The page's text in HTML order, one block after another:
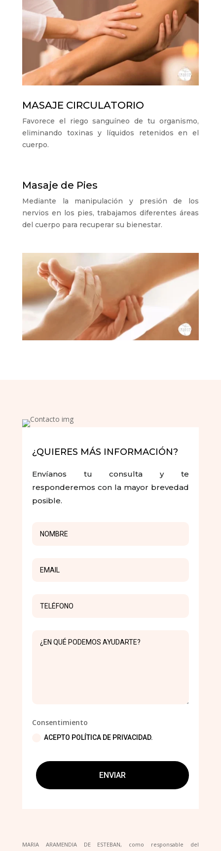
MASAJE CIRCULATORIO
Favorece el riego sanguíneo de tu organismo,
eliminando toxinas y líquidos retenidos en el
cuerpo.
Masaje de Pies
Mediante la manipulación y presión de los
nervios en los pies, trabajamos diferentes áreas
del cuerpo para recuperar su bienestar.
¿QUIERES MÁS INFORMACIÓN?
Envíanos tu consulta y te
responderemos con la mayor brevedad
posible.
Consentimiento
ACEPTO POLÍTICA DE PRIVACIDAD.
ENVIAR
MARIA ARAMENDIA DE ESTEBAN, como responsable del